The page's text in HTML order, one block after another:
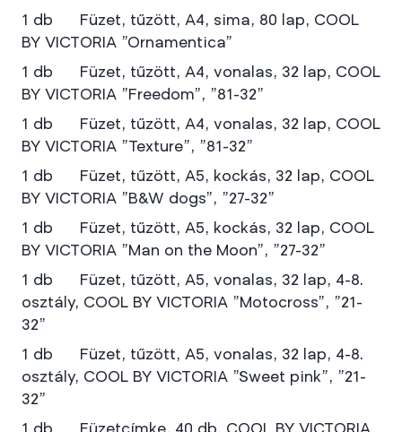
1 db Füzet, tűzött, A4, sima, 80 lap, COOL
BY VICTORIA "Ornamentica"
1 db Füzet, tűzött, A4, vonalas, 32 lap, COOL
BY VICTORIA "Freedom", "81-32"
1 db Füzet, tűzött, A4, vonalas, 32 lap, COOL
BY VICTORIA "Texture", "81-32"
1 db Füzet, tűzött, A5, kockás, 32 lap, COOL
BY VICTORIA "B&W dogs", "27-32"
1 db Füzet, tűzött, A5, kockás, 32 lap, COOL
BY VICTORIA "Man on the Moon", "27-32"
1 db Füzet, tűzött, A5, vonalas, 32 lap, 4-8.
osztály, COOL BY VICTORIA "Motocross", "21-
32"
1 db Füzet, tűzött, A5, vonalas, 32 lap, 4-8.
osztály, COOL BY VICTORIA "Sweet pink", "21-
32"